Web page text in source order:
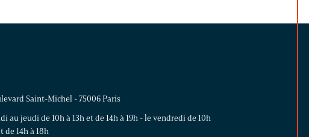
Saint-Michel - 75006 Paris
au jeudi de 10h à 13h et de 14h à 19h - le vendredi de 10h
de 14h à 18h